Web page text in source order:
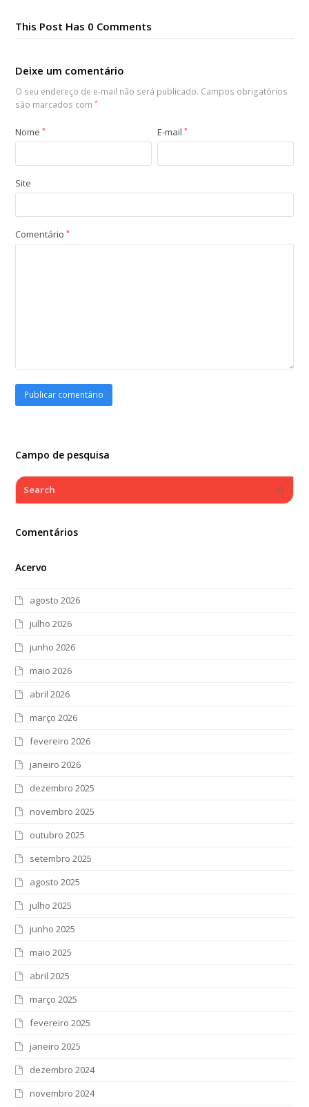
This Post Has 0 Comments
Deixe um comentário
O seu endereço de e-mail não será publicado. Campos obrigatórios
são marcados com*
Nome* E-mail*
Site
Comentário*
Campo de pesquisa
Search
Comentários
Acervo
agosto 2026
julho 2026
junho 2026
maio 2026
abril 2026
março 2026
fevereiro 2026
janeiro 2026
dezembro 2025
novembro 2025
outubro 2025
setembro 2025
agosto 2025
julho 2025
junho 2025
maio 2025
abril 2025
março 2025
fevereiro 2025
janeiro 2025
dezembro 2024
novembro 2024